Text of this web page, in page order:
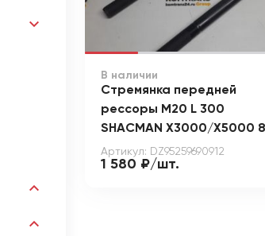
В наличии
Стремянка передней
рессоры М20 L 300
SHACMAN X3000/X5000
Артикул: DZ95259690912
1 580 ₽/шт.